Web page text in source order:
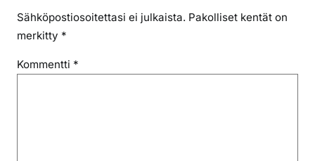
Sähköpostiosoitettasi ei julkaista. Pakolliset kentät on
merkitty *
Kommentti *